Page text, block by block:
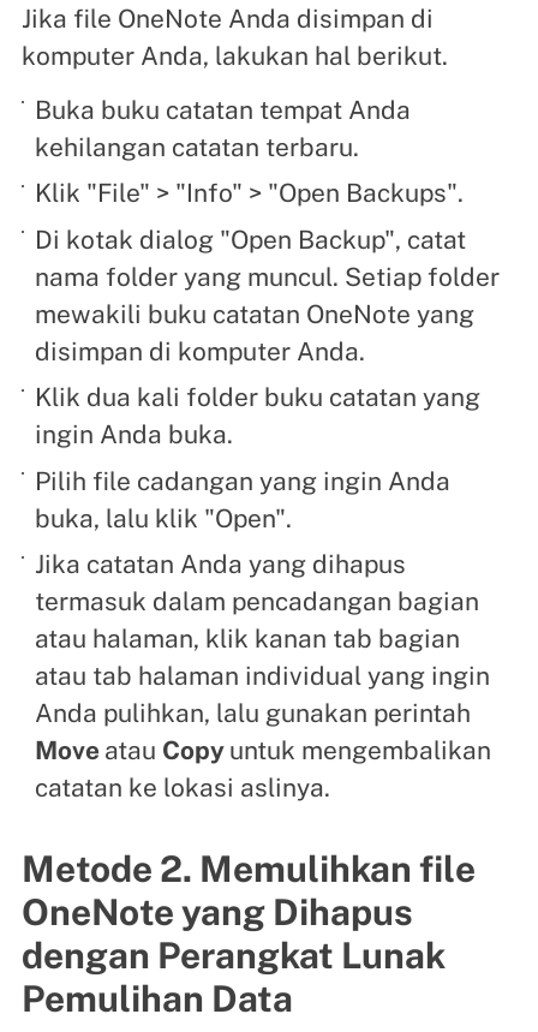
Jika file OneNote Anda disimpan di
komputer Anda, lakukan hal berikut.
Buka buku catatan tempat Anda
kehilangan catatan terbaru.
Klik "File" > "Info" > "Open Backups".
Di kotak dialog "Open Backup", catat
nama folder yang muncul. Setiap folder
mewakili buku catatan OneNote yang
disimpan di komputer Anda.
Klik dua kali folder buku catatan yang
ingin Anda buka.
Pilih file cadangan yang ingin Anda
buka, lalu klik "Open".
Jika catatan Anda yang dihapus
termasuk dalam pencadangan bagian
atau halaman, klik kanan tab bagian
atau tab halaman individual yang ingin
Anda pulihkan, lalu gunakan perintah
Move atau Copy untuk mengembalikan
catatan ke lokasi aslinya.
Metode 2. Memulihkan file
OneNote yang Dihapus
dengan Perangkat Lunak
Pemulihan Data